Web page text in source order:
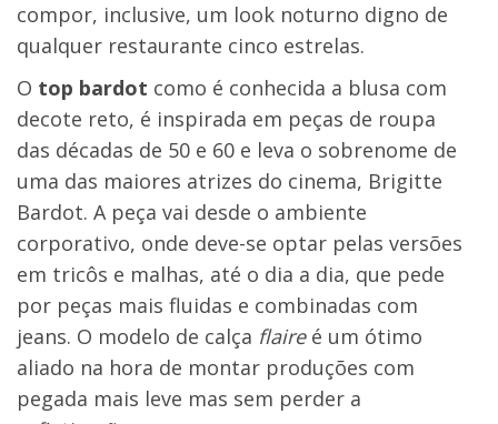
compor, inclusive, um look noturno digno de
qualquer restaurante cinco estrelas.
O top bardot como é conhecida a blusa com
decote reto, é inspirada em peças de roupa
das décadas de 50 e 60 e leva o sobrenome de
uma das maiores atrizes do cinema, Brigitte
Bardot. A peça vai desde o ambiente
corporativo, onde deve-se optar pelas versões
em tricôs e malhas, até o dia a dia, que pede
por peças mais fluidas e combinadas com
jeans. O modelo de calça flaireé um ótimo
aliado na hora de montar produções com
pegada mais leve mas sem perder a